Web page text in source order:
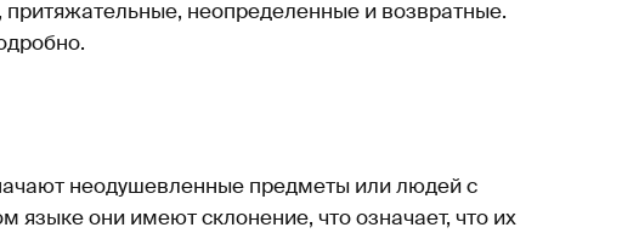
неопределенные и возвратные.
неодушевленные предметы или людей с
языке они имеют склонение, что означает, что их